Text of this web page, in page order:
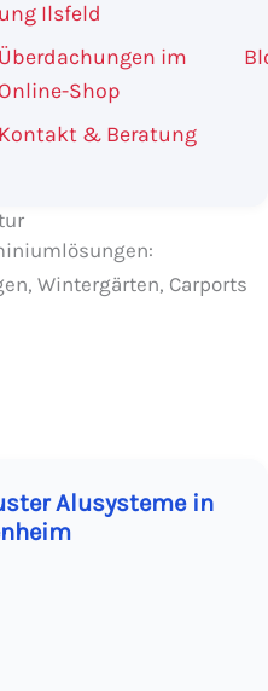
ung Ilsfeld
Überdachungen im
Online-Shop
Kontakt & Beratung
Wintergärten, Carports
Alusysteme in